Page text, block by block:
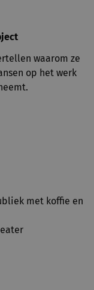
waarom ze
op het werk
met koffie en